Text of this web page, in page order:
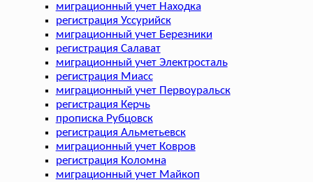
миграционный учет Находка
регистрация Уссурийск
миграционный учет Березники
регистрация Салават
миграционный учет Электросталь
регистрация Миасс
миграционный учет Первоуральск
регистрация Керчь
прописка Рубцовск
регистрация Альметьевск
миграционный учет Ковров
регистрация Коломна
миграционный учет Майкоп